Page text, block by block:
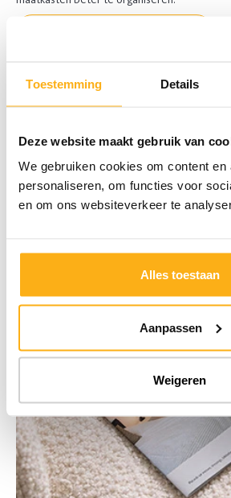
Toestemming Details
Deze website maakt gebruik van
We gebruiken cookies om content en
personaliseren, om functies voor
en om ons websiteverkeer te
Alles toestaan
Aanpassen
Weigeren